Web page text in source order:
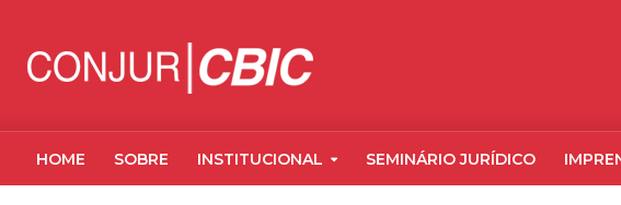
HOME SOBRE INSTITUCIONAL SEMINÁRIO JURÍDICO